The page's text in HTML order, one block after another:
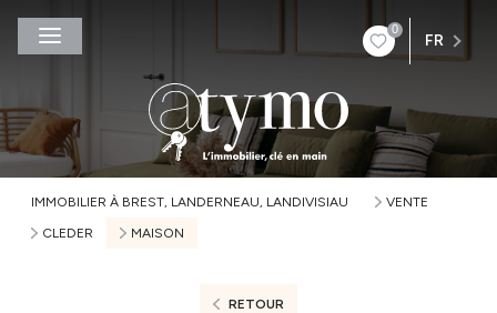
0
FR
IMMOBILIER À BREST, LANDERNEAU, LANDIVISIAU
VENTE
CLEDER
MAISON
RETOUR